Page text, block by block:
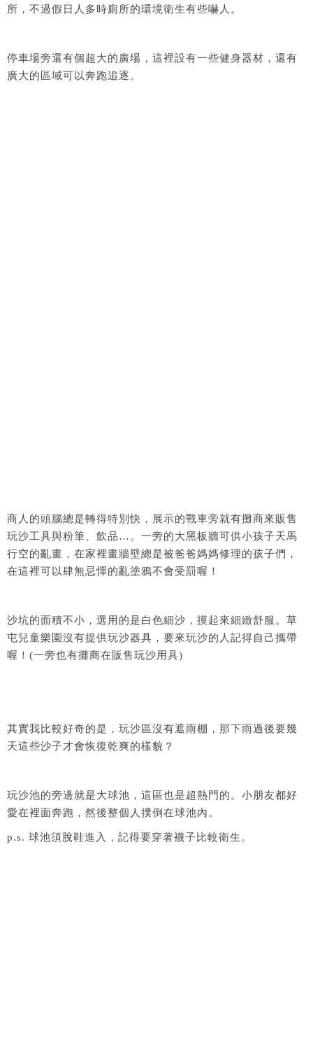
所，不過假日人多時廁所的環境衛生有些嚇人。
停車場旁還有個超大的廣場，這裡設有一些健身器材，還有
廣大的區域可以奔跑追逐。
商人的頭腦總是轉得特別快，展示的戰車旁就有攤商來販售
玩沙工具與粉筆、飲品…。一旁的大黑板牆可供小孩子天馬
行空的亂畫，在家裡畫牆壁總是被爸爸媽媽修理的孩子們，
在這裡可以肆無忌憚的亂塗鴉不會受罰喔！
沙坑的面積不小，選用的是白色細沙，摸起來細緻舒服。草
屯兒童樂園沒有提供玩沙器具，要來玩沙的人記得自己攜帶
喔！(一旁也有攤商在販售玩沙用具)
其實我比較好奇的是，玩沙區沒有遮雨棚，那下雨過後要幾
天這些沙子才會恢復乾爽的樣貌？
玩沙池的旁邊就是大球池，這區也是超熱門的。小朋友都好
愛在裡面奔跑，然後整個人撲倒在球池內。
p.s. 球池須脫鞋進入，記得要穿著襪子比較衛生。